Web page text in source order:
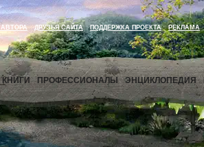
ДРУЗЬЯ САЙТА ПОДДЕРЖКА ПРОЕКТА РЕКЛАМА
КНИГИ ПРОФЕССИОНАЛЫ ЭНЦИКЛОПЕДИЯ